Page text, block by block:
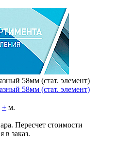
+ м.
Пересчет стоимости
в заказ.